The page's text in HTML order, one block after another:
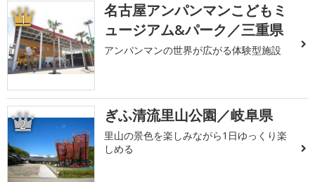
1
名古屋アンパンマンこどもミ
ュージアム&パーク／三重県
アンパンマンの世界が広がる体験型施設
2 ぎふ清流里山公園／岐阜県
里山の景色を楽しみながら1日ゆっくり楽
しめる